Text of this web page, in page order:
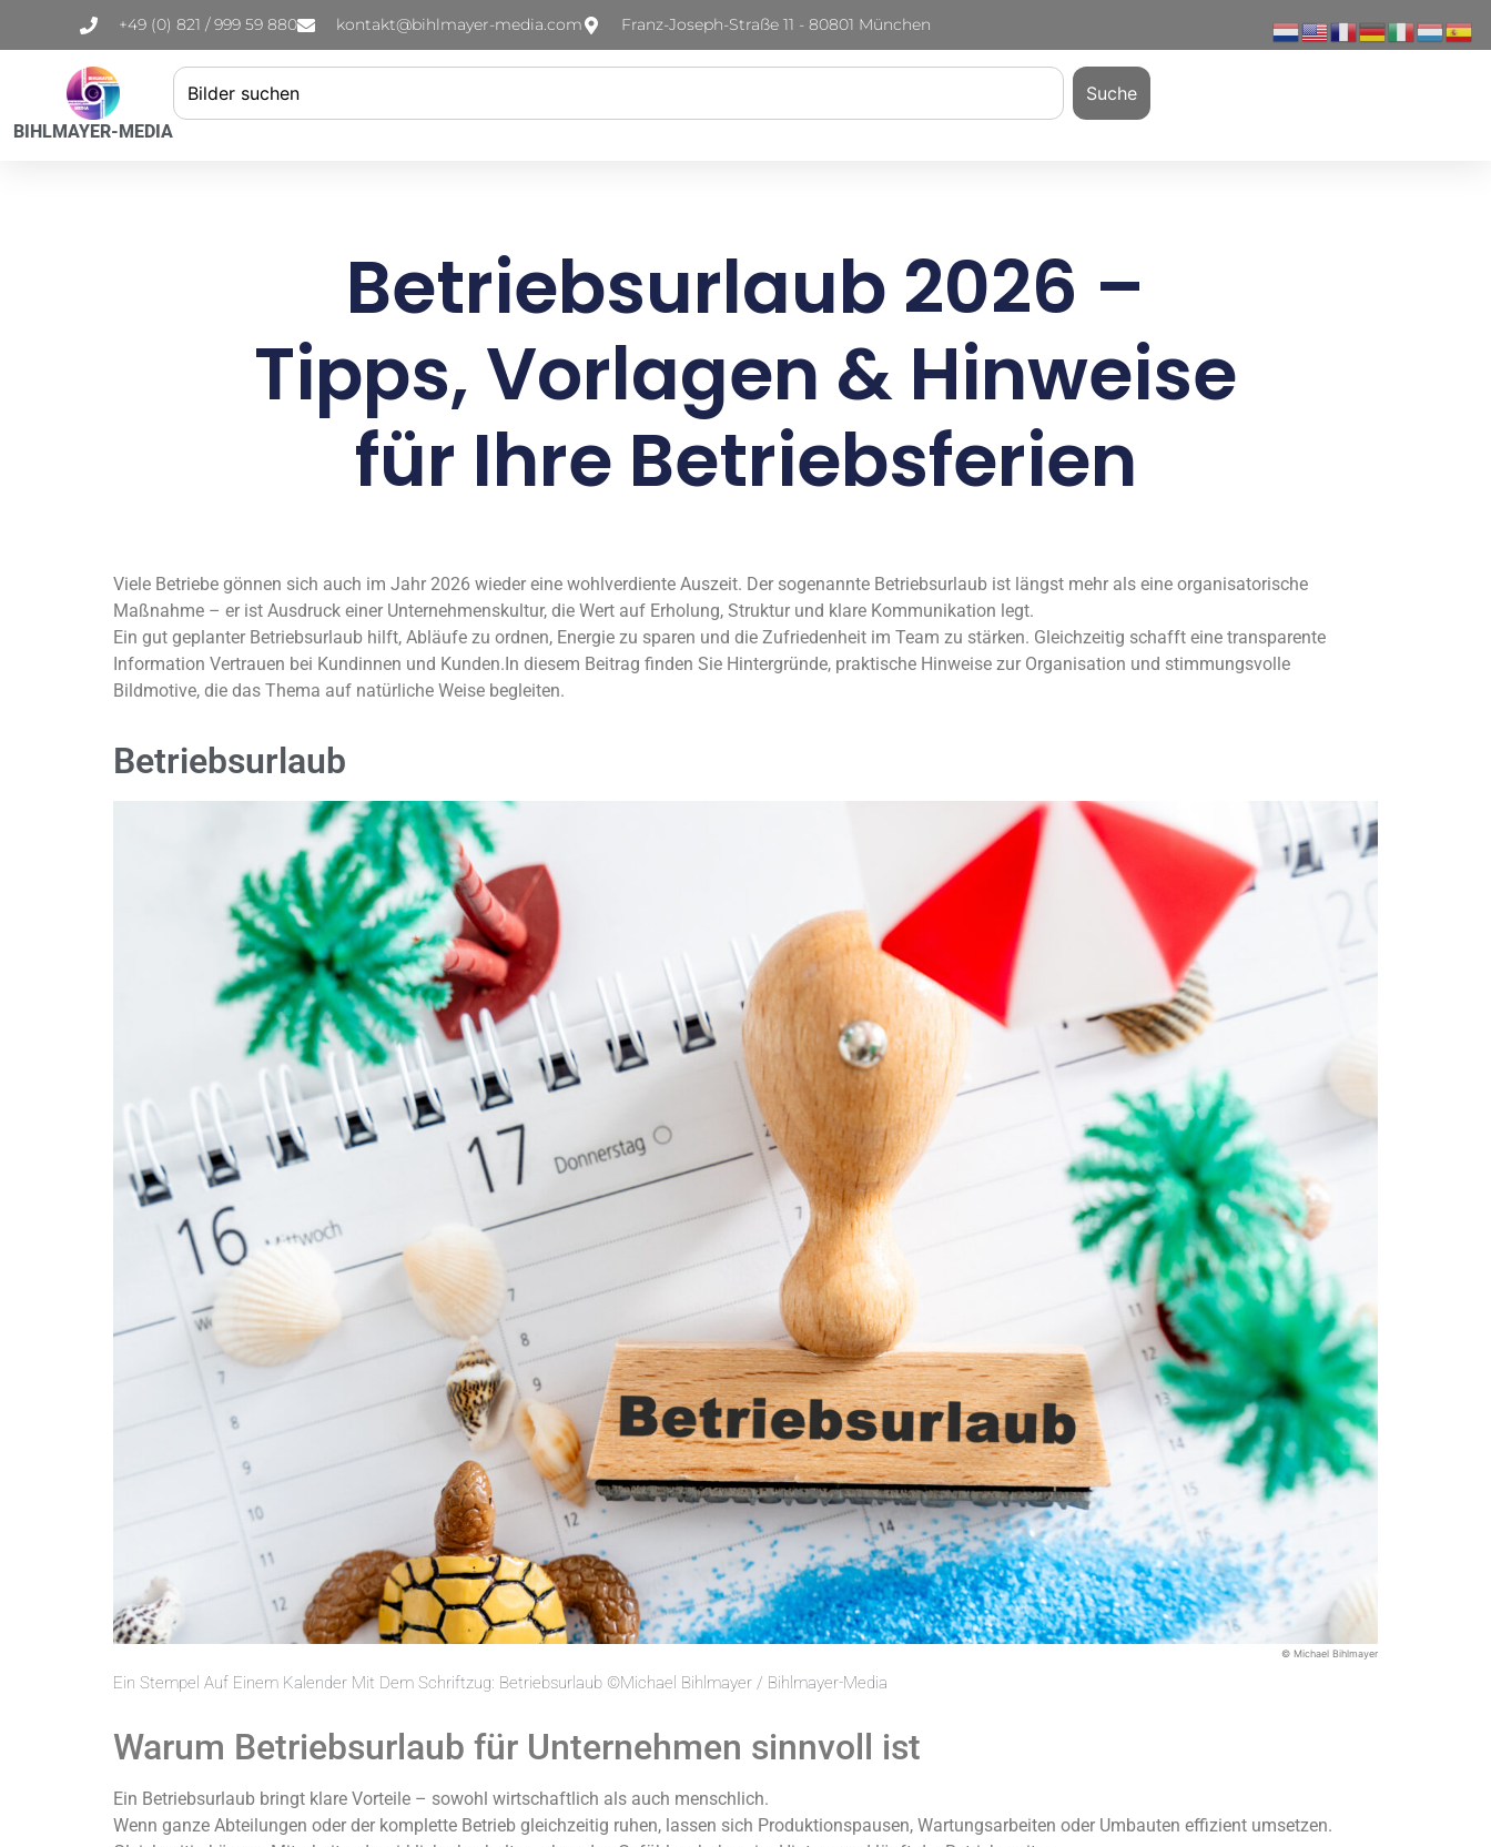
+49 (0) 821 / 999 59 880 kontakt@bihlmayer-media.com Franz-Joseph-Straße 11 - 80801 München
BIHLMAYER-MEDIA
Suche
Betriebsurlaub 2026 –
Tipps, Vorlagen & Hinweise
für Ihre Betriebsferien
Viele Betriebe gönnen sich auch im Jahr 2026 wieder eine wohlverdiente Auszeit. Der sogenannte Betriebsurlaub ist längst mehr als eine organisatorische
Maßnahme – er ist Ausdruck einer Unternehmenskultur, die Wert auf Erholung, Struktur und klare Kommunikation legt.
Ein gut geplanter Betriebsurlaub hilft, Abläufe zu ordnen, Energie zu sparen und die Zufriedenheit im Team zu stärken. Gleichzeitig schafft eine transparente
Information Vertrauen bei Kundinnen und Kunden.In diesem Beitrag finden Sie Hintergründe, praktische Hinweise zur Organisation und stimmungsvolle
Bildmotive, die das Thema auf natürliche Weise begleiten.
Betriebsurlaub
© Michael Bihlmayer
Ein Stempel Auf Einem Kalender Mit Dem Schriftzug: Betriebsurlaub ©Michael Bihlmayer / Bihlmayer-Media
Warum Betriebsurlaub für Unternehmen sinnvoll ist
Ein Betriebsurlaub bringt klare Vorteile – sowohl wirtschaftlich als auch menschlich.
Wenn ganze Abteilungen oder der komplette Betrieb gleichzeitig ruhen, lassen sich Produktionspausen, Wartungsarbeiten oder Umbauten effizient umsetzen.